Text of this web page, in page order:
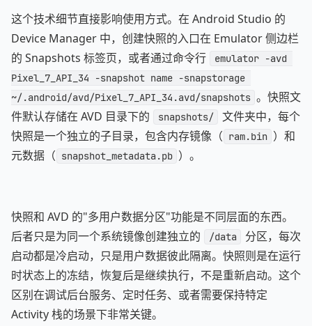
这个技术细节直接影响使用方式。在 Android Studio 的
Device Manager 中，创建快照的入口在 Emulator 侧边栏
的 Snapshots 标签页，或者通过命令行
emulator -avd
Pixel_7_API_34 -snapshot name -snapstorage
~/.android/avd/Pixel_7_API_34.avd/snapshots 。快照文
件默认存储在 AVD 目录下的
snapshots/
文件夹中，每个
快照是一个独立的子目录，包含内存镜像（ ram.bin ）和
元数据（ snapshot_metadata.pb ）。
快照和 AVD 的"多用户数据分区"功能是不同层面的东西。
后者只是为同一个系统镜像创建独立的
/data
分区，每次
启动都是冷启动，只是用户数据彼此隔离。快照则是在运行
时状态上的冻结，恢复后是继续执行，不是重新启动。这个
区别在调试后台服务、定时任务、或者需要保持特定
Activity 栈的场景下非常关键。